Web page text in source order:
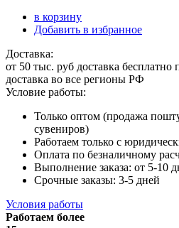
в корзину
Добавить в избранное
Доставка:
от 50 тыс. руб доставка бесплатно
доставка во все регионы РФ
Условие работы:
Только оптом (продажа
сувениров)
Работаем только с
Оплата по безналичному
Выполнение заказа: от 5-10
Срочные заказы: 3-5 дней
Условия работы
Работаем более